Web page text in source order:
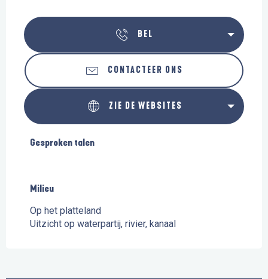
BEL
CONTACTEER ONS
ZIE DE WEBSITES
Gesproken talen
Gesproken talen
Milieu
Milieu
Op het platteland
Uitzicht op waterpartij, rivier, kanaal